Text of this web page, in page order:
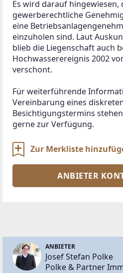
Es wird darauf hingewiesen,
gewerberechtliche
eine
einzuholen sind. Laut
blieb die Liegenschaft auch
Hochwasserereignis 2002
verschont.
Für weiterführende
Vereinbarung eines
Besichtigungstermins
gerne zur Verfügung.
Zur Merkliste
ANBIETER
ANBIETER
Josef Stefan Polke
Polke & Partner